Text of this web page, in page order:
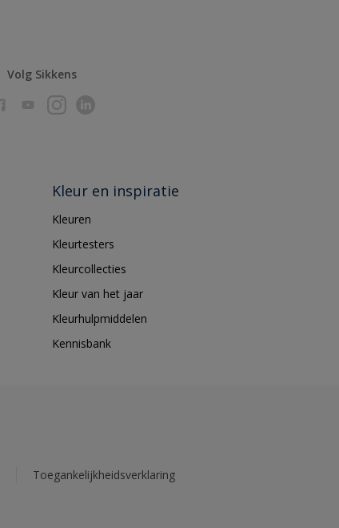
Volg Sikkens
Kleur en inspiratie
Kleuren
Kleurtesters
Kleurcollecties
Kleur van het jaar
Kleurhulpmiddelen
Kennisbank
Toegankelijkheidsverklaring